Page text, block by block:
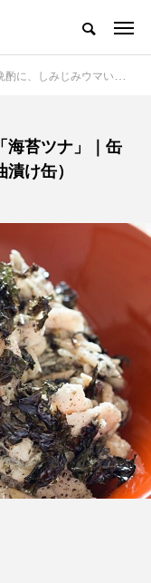
マい「海苔ツナ」｜缶詰博士の極旨完全レシピ（ツナ油漬け缶）
海苔ツナ」｜缶
け缶）